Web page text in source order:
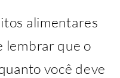
alimentares
lembrar que o
você deve